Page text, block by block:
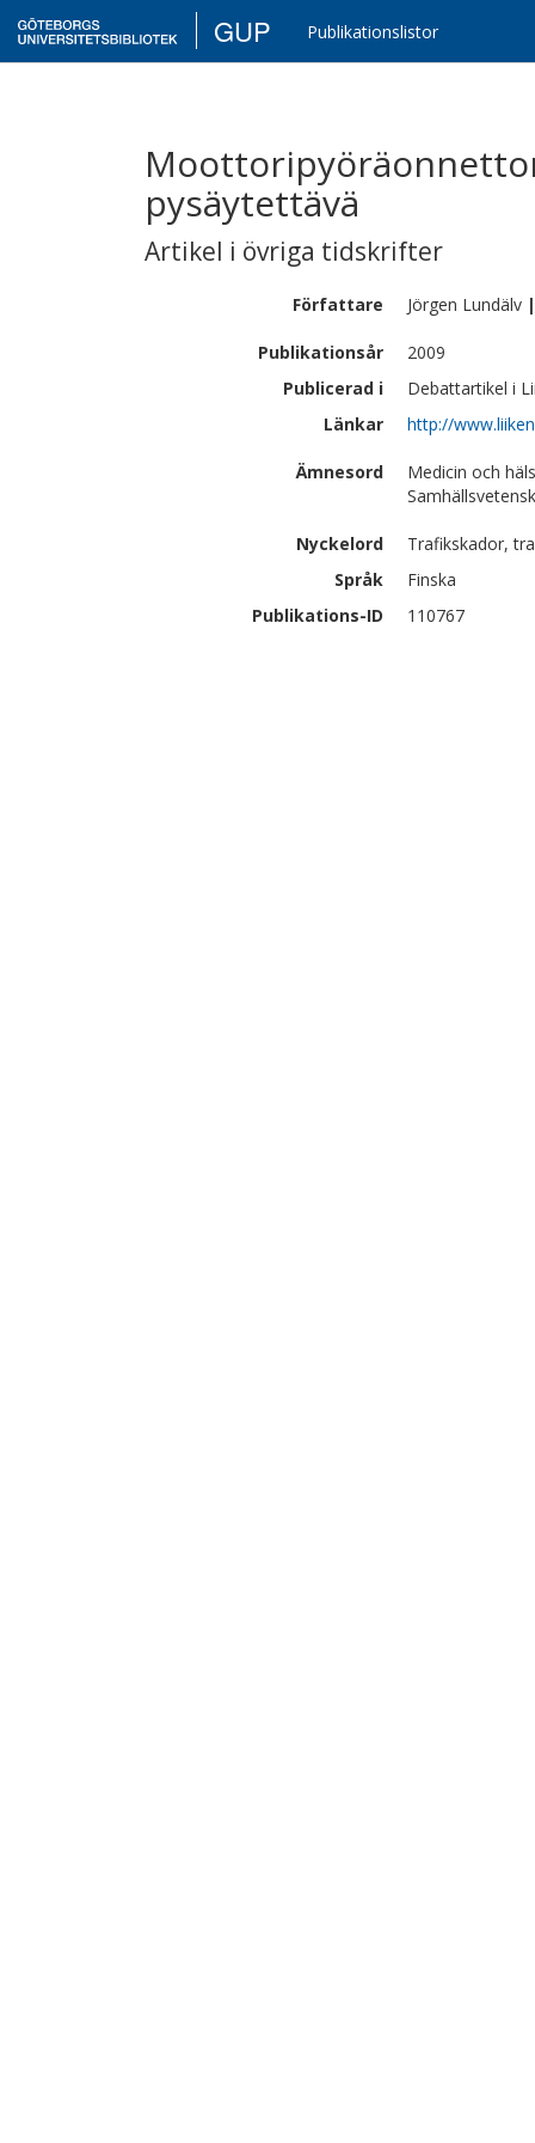
GUP Publikationslistor
pysäytettävä
Artikel i övriga tidskrifter
Författare Jörgen Lundälv |
Publikationsår
2009
Publicerad i
Debattartikel i
Länkar
http://
Ämnesord
Medicin och
Nyckelord
Trafikskador,
Språk
Finska
Publikations-ID
110767